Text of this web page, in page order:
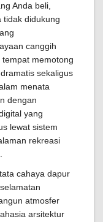
Anda beli,
tidak didukung
canggih
memotong
sekaligus
menata
dengan
yang
lewat sistem
rekreasi
cahaya dapur
atmosfer
arsitektur